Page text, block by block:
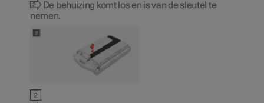
De behuizing komt los en is van de sleutel te
nemen.